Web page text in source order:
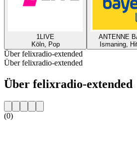
1LIVE
Köln, Pop
ANTENNE
Ismaning,
Über felixradio-extended
Über felixradio-extended
Über felixradio-extended
(0)